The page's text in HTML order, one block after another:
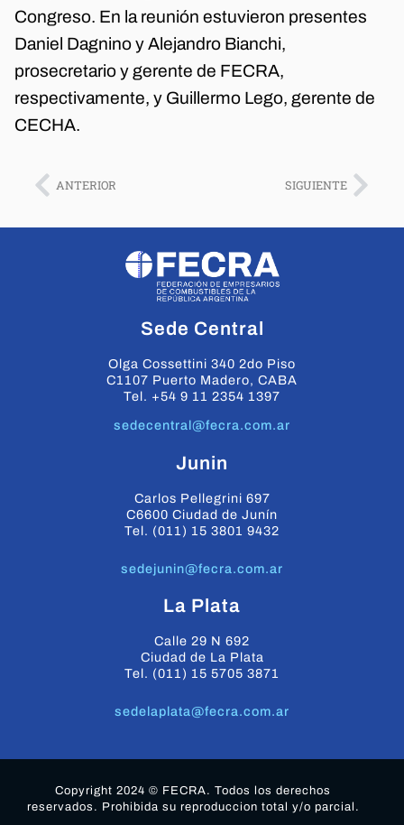
Congreso. En la reunión estuvieron presentes
Daniel Dagnino y Alejandro Bianchi,
prosecretario y gerente de FECRA,
respectivamente, y Guillermo Lego, gerente de
CECHA.
ANTERIOR SIGUIENTE
Sede Central
Olga Cossettini 340 2do Piso
C1107 Puerto Madero, CABA
Tel. +54 9 11 2354 1397
sedecentral@fecra.com.ar
Junin
Carlos Pellegrini 697
C6600 Ciudad de Junín
Tel. (011) 15 3801 9432
sedejunin@fecra.com.ar
La Plata
Calle 29 N 692
Ciudad de La Plata
Tel. (011) 15 5705 3871
sedelaplata@fecra.com.ar
Copyright 2024 © FECRA. Todos los derechos
reservados. Prohibida su reproduccion total y/o parcial.